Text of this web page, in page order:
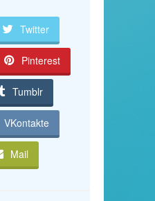
Twitter
Pinterest
Tumblr
VKontakte
Mail